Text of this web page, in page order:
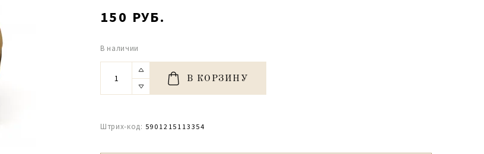
150 РУБ.
В наличии
В КОРЗИНУ
Штрих-код: 5901215113354